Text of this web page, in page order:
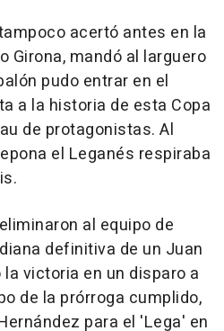
acertó antes en la
Girona, mandó al larguero
pudo entrar en el
a la historia de esta Copa
de protagonistas. Al
el Leganés respiraba
al equipo de
definitiva de un Juan
victoria en un disparo a
de la prórroga cumplido,
para el 'Lega' en